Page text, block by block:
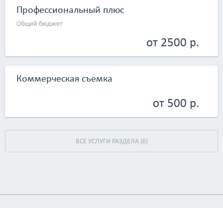
Профессиональный плюс
Общий бюджет
от 2500 р.
Коммерческая съемка
от 500 р.
ВСЕ УСЛУГИ РАЗДЕЛА (6)